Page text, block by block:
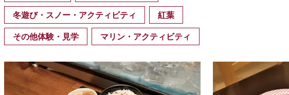
冬遊び・スノー・アクティビティ
紅葉
その他体験・見学
マリン・アクティビティ